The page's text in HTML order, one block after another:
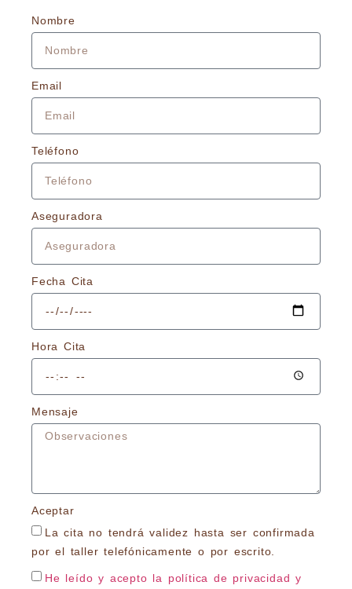
Nombre
Email
Teléfono
Aseguradora
Fecha Cita
Hora Cita
Mensaje
Aceptar
La cita no tendrá validez hasta ser confirmada
por el taller telefónicamente o por escrito.
He leído y acepto la política de privacidad y